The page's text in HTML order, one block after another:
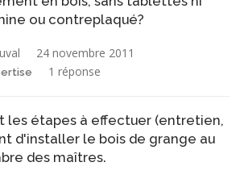
ou contreplaqué?
24 novembre 2011
1 réponse
les étapes à effectuer (entretien,
d'installer le bois de grange au
des maîtres.